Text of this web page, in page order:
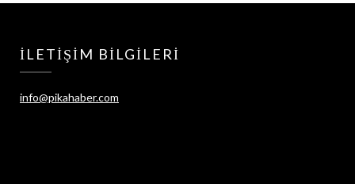
İLETIŞIM BILGILERI
info@pikahaber.com